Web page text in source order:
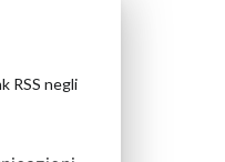
RSS negli